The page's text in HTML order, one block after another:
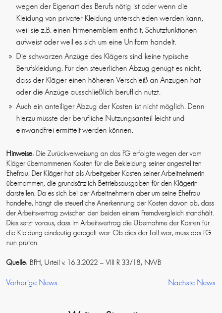
wegen der Eigenart des Berufs nötig ist oder wenn die
Kleidung von privater Kleidung unterschieden werden kann,
weil sie z.B. einen Firmenemblem enthält, Schutzfunktionen
aufweist oder weil es sich um eine Uniform handelt.
Die schwarzen Anzüge des Klägers sind keine typische
Berufskleidung. Für den steuerlichen Abzug genügt es nicht,
dass der Kläger einen höheren Verschleiß an Anzügen hat
oder die Anzüge ausschließlich beruflich nutzt.
Auch ein anteiliger Abzug der Kosten ist nicht möglich. Denn
hierzu müsste der berufliche Nutzungsanteil leicht und
einwandfrei ermittelt werden können.
Hinweise: Die Zurückverweisung an das FG erfolgte wegen der vom
Kläger übernommenen Kosten für die Bekleidung seiner angestellten
Ehefrau. Der Kläger hat als Arbeitgeber Kosten seiner Arbeitnehmerin
übernommen, die grundsätzlich Betriebsausgaben für den Klägerin
darstellen. Da es sich bei der Arbeitnehmerin aber um seine Ehefrau
handelte, hängt die steuerliche Anerkennung der Kosten davon ab, dass
der Arbeitsvertrag zwischen den beiden einem Fremdvergleich standhält.
Dies setzt voraus, dass im Arbeitsvertrag die Übernahme der Kosten für
die Kleidung eindeutig geregelt war. Ob dies der Fall war, muss das FG
nun prüfen.
Quelle: BFH, Urteil v. 16.3.2022 – VIII R 33/18; NWB
Vorherige News Nächste News